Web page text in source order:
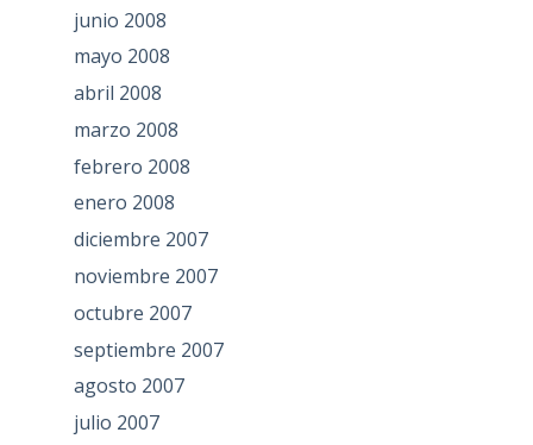
junio 2008
mayo 2008
abril 2008
marzo 2008
febrero 2008
enero 2008
diciembre 2007
noviembre 2007
octubre 2007
septiembre 2007
agosto 2007
julio 2007